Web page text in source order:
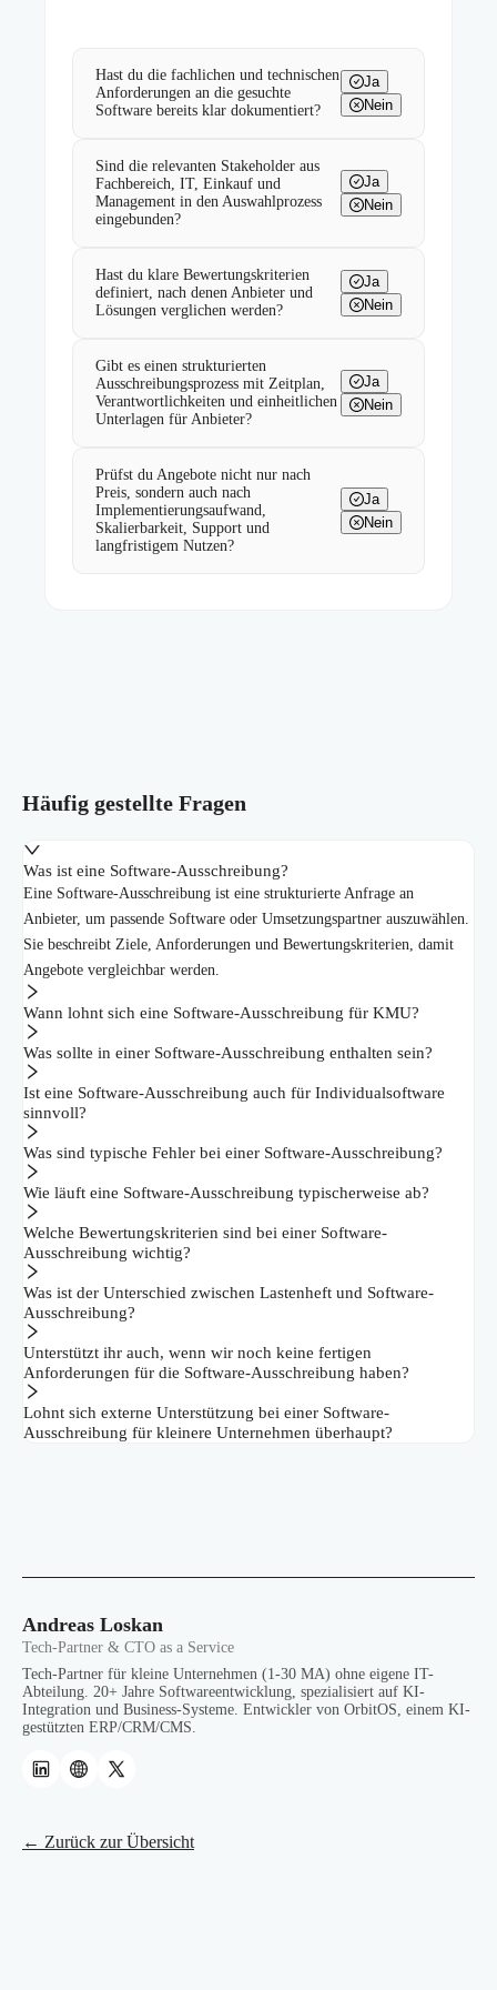
Hast du die fachlichen und technischen
Anforderungen an die gesuchte
Software bereits klar dokumentiert?
Ja
Nein
Sind die relevanten Stakeholder aus
Fachbereich, IT, Einkauf und
Management in den Auswahlprozess
eingebunden?
Ja
Nein
Hast du klare Bewertungskriterien
definiert, nach denen Anbieter und
Lösungen verglichen werden?
Ja
Nein
Gibt es einen strukturierten
Ausschreibungsprozess mit Zeitplan,
Verantwortlichkeiten und einheitlichen
Unterlagen für Anbieter?
Ja
Nein
Prüfst du Angebote nicht nur nach
Preis, sondern auch nach
Implementierungsaufwand,
Skalierbarkeit, Support und
langfristigem Nutzen?
Ja
Nein
Häufig gestellte Fragen
Was ist eine Software-Ausschreibung?
Eine Software-Ausschreibung ist eine strukturierte Anfrage an
Anbieter, um passende Software oder Umsetzungspartner auszuwählen.
Sie beschreibt Ziele, Anforderungen und Bewertungskriterien, damit
Angebote vergleichbar werden.
Wann lohnt sich eine Software-Ausschreibung für KMU?
Was sollte in einer Software-Ausschreibung enthalten sein?
Ist eine Software-Ausschreibung auch für Individualsoftware
sinnvoll?
Was sind typische Fehler bei einer Software-Ausschreibung?
Wie läuft eine Software-Ausschreibung typischerweise ab?
Welche Bewertungskriterien sind bei einer Software-
Ausschreibung wichtig?
Was ist der Unterschied zwischen Lastenheft und Software-
Ausschreibung?
Unterstützt ihr auch, wenn wir noch keine fertigen
Anforderungen für die Software-Ausschreibung haben?
Lohnt sich externe Unterstützung bei einer Software-
Ausschreibung für kleinere Unternehmen überhaupt?
Andreas Loskan
Tech-Partner & CTO as a Service
Tech-Partner für kleine Unternehmen (1-30 MA) ohne eigene IT-
Abteilung. 20+ Jahre Softwareentwicklung, spezialisiert auf KI-
Integration und Business-Systeme. Entwickler von OrbitOS, einem KI-
gestützten ERP/CRM/CMS.
← Zurück zur Übersicht